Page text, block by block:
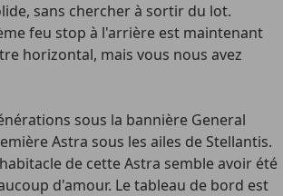
sans chercher à sortir du lot.
feu stop à l'arrière est maintenant
horizontal, mais vous nous avez
sous la bannière General
Astra sous les ailes de Stellantis.
de cette Astra semble avoir été
d'amour. Le tableau de bord est